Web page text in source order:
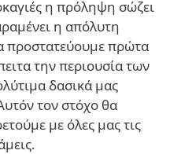
η πρόληψη σώζει
η απόλυτη
προστατεύουμε πρώτα
την περιουσία των
δασικά μας
τον στόχο θα
με όλες μας τις